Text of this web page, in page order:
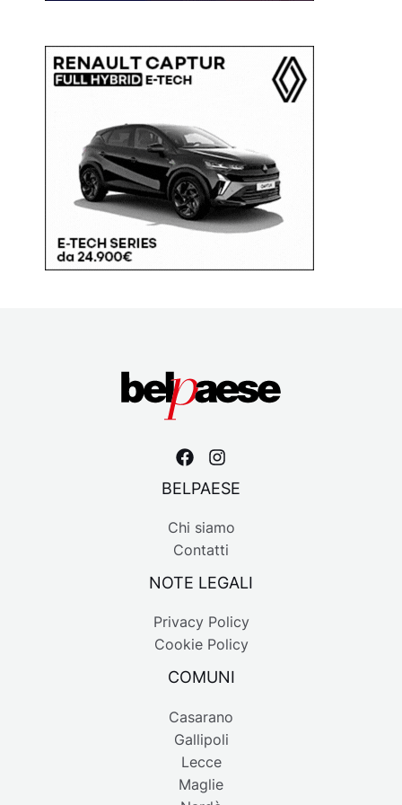
BELPAESE
Chi siamo
Contatti
NOTE LEGALI
Privacy Policy
Cookie Policy
COMUNI
Casarano
Gallipoli
Lecce
Maglie